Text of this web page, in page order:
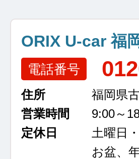
ORIX U-car 福
電話番号
住所
福岡県
営業時間
9:00～
定休日
土曜日
お盆、